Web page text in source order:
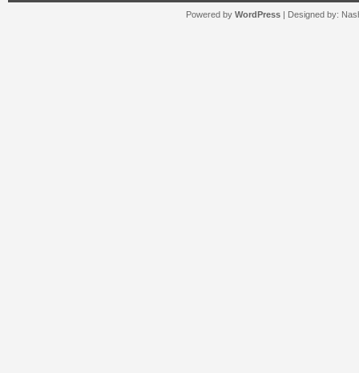
Powered by WordPress | Designed by: